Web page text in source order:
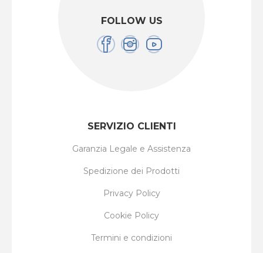
FOLLOW US
SERVIZIO CLIENTI
Garanzia Legale e Assistenza
Spedizione dei Prodotti
Privacy Policy
Cookie Policy
Termini e condizioni